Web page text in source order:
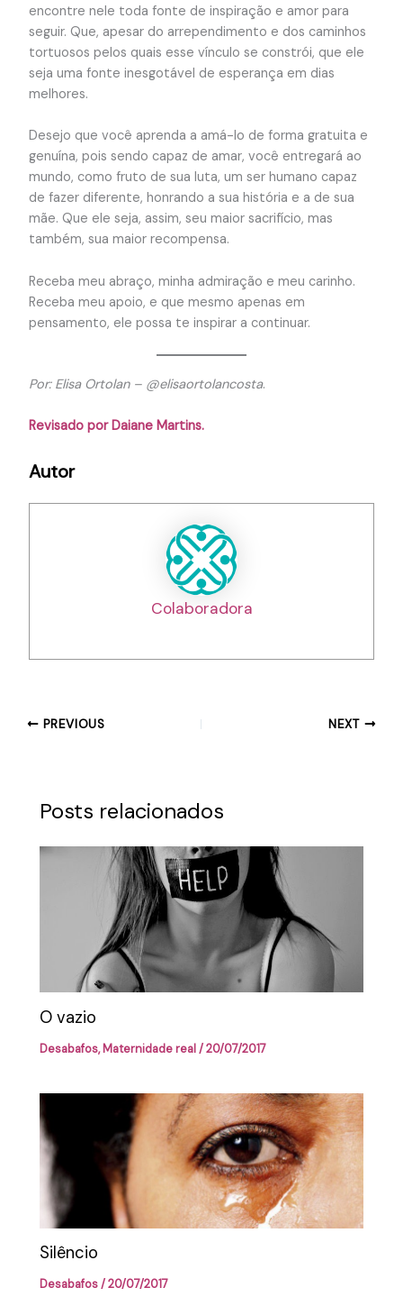
encontre nele toda fonte de inspiração e amor para
seguir. Que, apesar do arrependimento e dos caminhos
tortuosos pelos quais esse vínculo se constrói, que ele
seja uma fonte inesgotável de esperança em dias
melhores.
Desejo que você aprenda a amá-lo de forma gratuita e
genuína, pois sendo capaz de amar, você entregará ao
mundo, como fruto de sua luta, um ser humano capaz
de fazer diferente, honrando a sua história e a de sua
mãe. Que ele seja, assim, seu maior sacrifício, mas
também, sua maior recompensa.
Receba meu abraço, minha admiração e meu carinho.
Receba meu apoio, e que mesmo apenas em
pensamento, ele possa te inspirar a continuar.
Por: Elisa Ortolan – @elisaortolancosta.
Revisado por Daiane Martins.
Autor
Colaboradora
PREVIOUS NEXT
Posts relacionados
O vazio
Desabafos,Maternidade real/20/07/2017
Silêncio
Desabafos/20/07/2017